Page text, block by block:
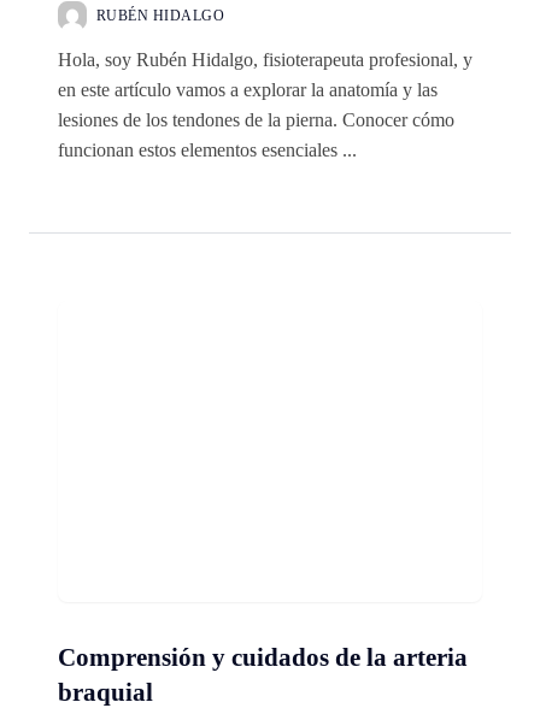
RUBÉN HIDALGO
Hola, soy Rubén Hidalgo, fisioterapeuta profesional, y
en este artículo vamos a explorar la anatomía y las
lesiones de los tendones de la pierna. Conocer cómo
funcionan estos elementos esenciales ...
Comprensión y cuidados de la arteria
braquial